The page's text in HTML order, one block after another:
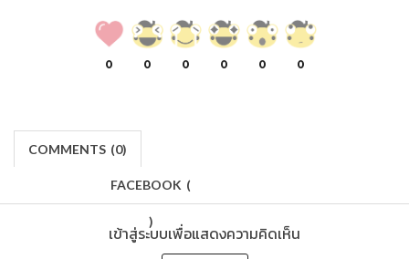
0 0 0 0 0 0
COMMENTS (0)
FACEBOOK (
)
เข้าสู่ระบบเพื่อแสดงความคิดเห็น